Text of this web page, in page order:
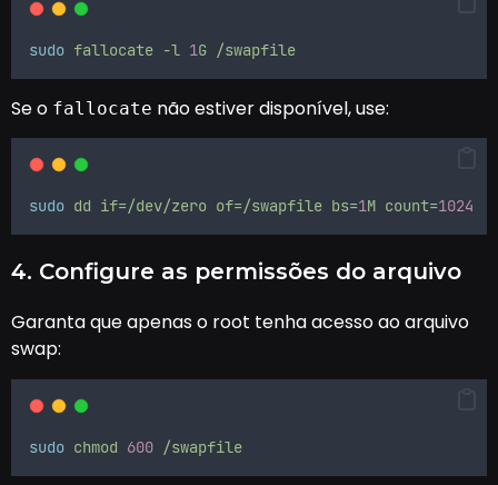
sudo fallocate -l 1G /swapfile
Se o fallocate não estiver disponível, use:
sudo dd if=/dev/zero of=/swapfile bs=1M count=1024
4. Configure as permissões do arquivo
Garanta que apenas o root tenha acesso ao arquivo
swap:
sudo chmod 600 /swapfile